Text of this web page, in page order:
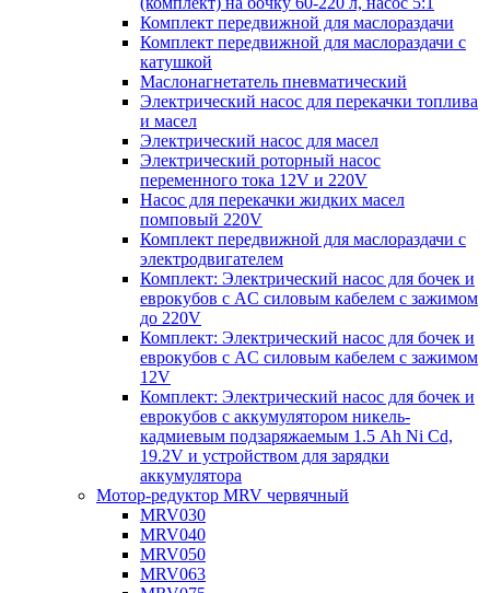
Комплект передвижной для маслораздачи
Комплект передвижной для маслораздачи с
катушкой
Маслонагнетатель пневматический
Электрический насос для перекачки топлива
и масел
Электрический насос для масел
Электрический роторный насос
переменного тока 12V и 220V
Насос для перекачки жидких масел
помповый 220V
Комплект передвижной для маслораздачи с
электродвигателем
Комплект: Электрический насос для бочек и
еврокубов с AC силовым кабелем с зажимом
до 220V
Комплект: Электрический насос для бочек и
еврокубов с AC силовым кабелем с зажимом
12V
Комплект: Электрический насос для бочек и
еврокубов с аккумулятором никель-
кадмиевым подзаряжаемым 1.5 Ah Ni Cd,
19.2V и устройством для зарядки
аккумулятора
Мотор-редуктор MRV червячный
MRV030
MRV040
MRV050
MRV063